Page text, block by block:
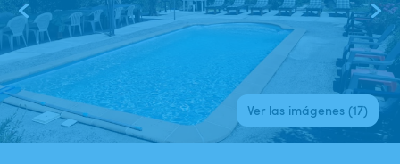
Ver las imágenes (17)